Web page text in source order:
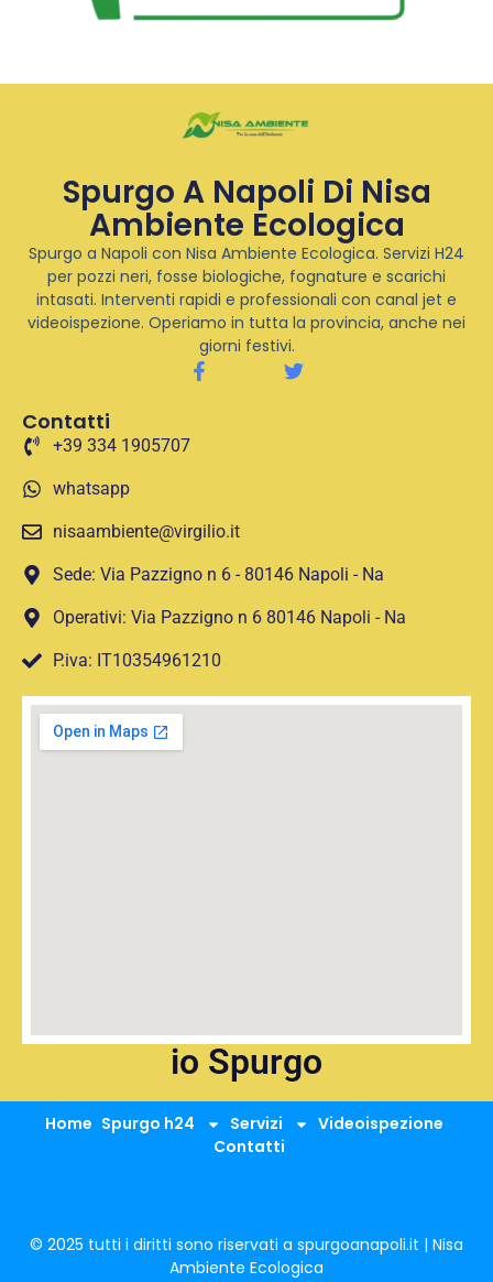
Spurgo A Napoli Di Nisa
Ambiente Ecologica
Spurgo a Napoli con Nisa Ambiente Ecologica. Servizi H24
per pozzi neri, fosse biologiche, fognature e scarichi
intasati. Interventi rapidi e professionali con canal jet e
videoispezione. Operiamo in tutta la provincia, anche nei
giorni festivi.
Contatti
+39 334 1905707
whatsapp
nisaambiente@virgilio.it
Sede: Via Pazzigno n 6 - 80146 Napoli - Na
Operativi: Via Pazzigno n 6 80146 Napoli - Na
P.iva: IT10354961210
io Spurgo
Home Spurgo h24 Servizi
Videoispezione
Contatti
© 2025 tutti i diritti sono riservati a spurgoanapoli.it | Nisa
Ambiente Ecologica